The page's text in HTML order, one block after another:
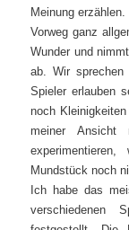
Meinung erzählen.
Vorweg ganz
Wunder und
ab. Wir
Spieler erlauben
noch
meiner
Mundstück noch
Ich habe das
verschiedenen